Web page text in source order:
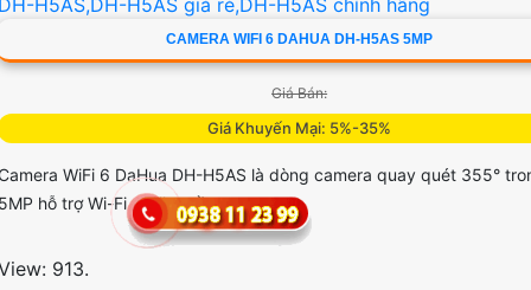
đàm thoại hai chiều, hồng ngoại tầm xa ban đêm 10m hỗ trợ
256GB ONVIF và điều khiển từ xa qua ứng dụng DMSS
987.
CAMERA WIFI 6 DAHUA DH-H5AS 5MP
Giá Bán:
Giá Khuyến Mại: 5%-35%
WiFi 6 DaHua DH-H5AS là dòng camera quay quét 355°
hỗ trợ Wi-Fi 6 băng tần
913.